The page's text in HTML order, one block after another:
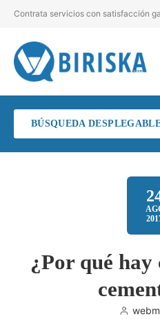
Contrata servicios con satisfacción
BÚSQUEDA
¿Por qué hay